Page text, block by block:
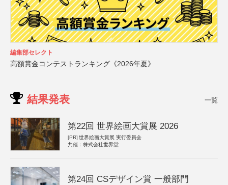
編集部セレクト
高額賞金コンテストランキング《2026年夏》
結果発表 一覧
第22回 世界絵画大賞展 2026
[PR] 世界絵画大賞展 実行委員会
共催：株式会社世界堂
第24回 CSデザイン賞 一般部門